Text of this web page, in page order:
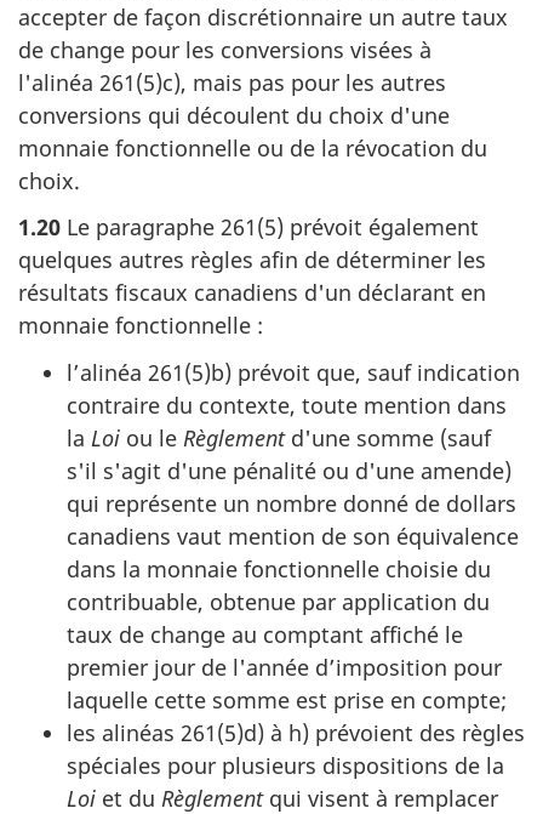
accepter de façon discrétionnaire un autre taux
de change pour les conversions visées à
l'alinéa 261(5)c), mais pas pour les autres
conversions qui découlent du choix d'une
monnaie fonctionnelle ou de la révocation du
choix.
1.20 Le paragraphe 261(5) prévoit également
quelques autres règles afin de déterminer les
résultats fiscaux canadiens d'un déclarant en
monnaie fonctionnelle :
l’alinéa 261(5)b) prévoit que, sauf indication
contraire du contexte, toute mention dans
la Loi ou le Règlement d'une somme (sauf
s'il s'agit d'une pénalité ou d'une amende)
qui représente un nombre donné de dollars
canadiens vaut mention de son équivalence
dans la monnaie fonctionnelle choisie du
contribuable, obtenue par application du
taux de change au comptant affiché le
premier jour de l'année d’imposition pour
laquelle cette somme est prise en compte;
les alinéas 261(5)d) à h) prévoient des règles
spéciales pour plusieurs dispositions de la
Loi et du Règlementqui visent à remplacer